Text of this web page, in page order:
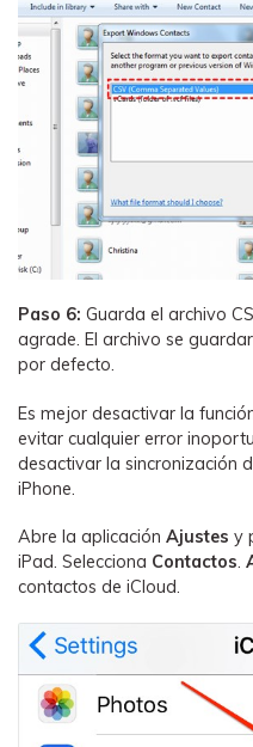
Paso 6: Guarda el archivo
agrade. El archivo se
por defecto.
Es mejor desactivar la
evitar cualquier error
desactivar la sincronización
iPhone.
Abre la aplicación Ajustes y
iPad. Selecciona Contactos.
contactos de iCloud.